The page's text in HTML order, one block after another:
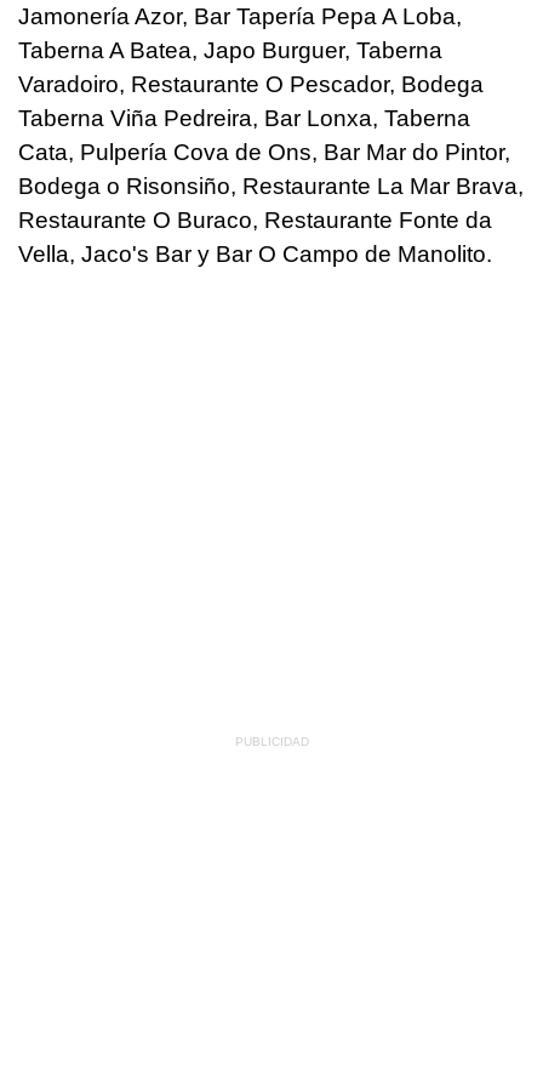
Jamonería Azor, Bar Tapería Pepa A Loba,
Taberna A Batea, Japo Burguer, Taberna
Varadoiro, Restaurante O Pescador, Bodega
Taberna Viña Pedreira, Bar Lonxa, Taberna
Cata, Pulpería Cova de Ons, Bar Mar do Pintor,
Bodega o Risonsiño, Restaurante La Mar Brava,
Restaurante O Buraco, Restaurante Fonte da
Vella, Jaco's Bar y Bar O Campo de Manolito.